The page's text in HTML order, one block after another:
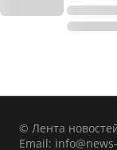
© Лента
Email: